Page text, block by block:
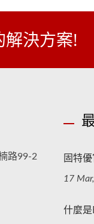
決方案!
路99-2
固特
17
什麼是